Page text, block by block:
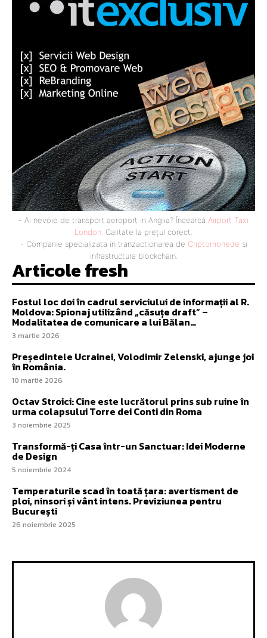
- Ai nevoie de transport aeroport in Anglia? Încearcă Airport Taxi
London . Calitate la prețul corect.
- Companie specializata in tranzactionarea de Criptomonede si
infrastructura blockchain.
Articole fresh
Fostul loc doi în cadrul serviciului de informații al R.
Moldova: Spionaj utilizând „căsuțe draft” –
Modalitatea de comunicare a lui Bălan…
3 martie 2026
Președintele Ucrainei, Volodimir Zelenski, ajunge joi
în România.
10 martie 2026
Octav Stroici: Cine este lucrătorul prins sub ruine în
urma colapsului Torre dei Conti din Roma
3 noiembrie 2025
Transformă-ți Casa într-un Sanctuar: Idei Moderne
de Design
5 noiembrie 2024
Temperaturile scad în toată țara: avertisment de
ploi, ninsori și vânt intens. Previziunea pentru
București
26 noiembrie 2025